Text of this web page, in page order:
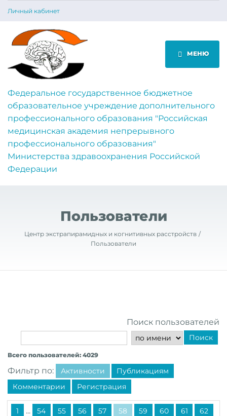
Личный кабинет
МЕНЮ
Федеральное государственное бюджетное
образовательное учреждение дополнительного
профессионального образования "Российская
медицинская академия непрерывного
профессионального образования"
Министерства здравоохранения Российской
Федерации
Пользователи
Центр экстрапирамидных и когнитивных расстройств
Пользователи
Поиск пользователей
Поиск
Всего пользователей: 4029
Фильтр по: Активности
Публикациям
Комментарии
Регистрация
1 ... 54 55 56 57 58 59 60 61 62